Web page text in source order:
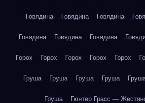
Говядина Говядина Говядина
Говядина Говядина Говядина
Горох Горох Горох Горох Горох
Груша Груша Груша Груша
Груша Гюнтер Грасс —